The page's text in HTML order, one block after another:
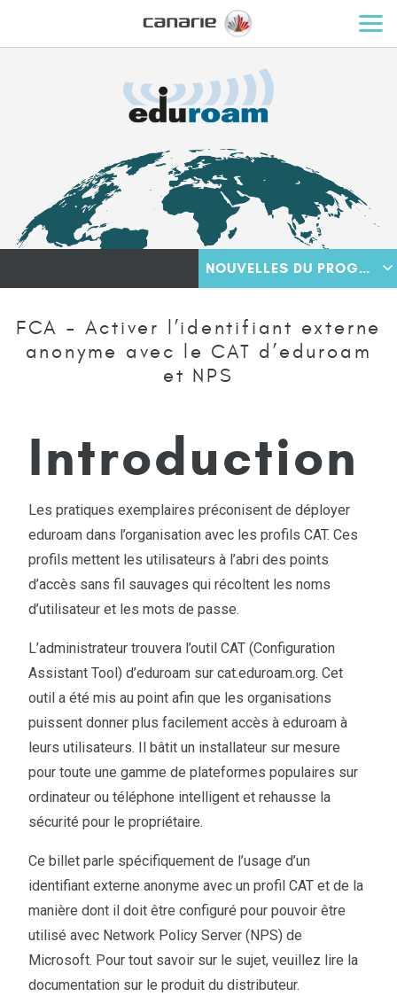
NOUVELLES DU PROGRAMME
FCA – Activer l’identifiant externe
anonyme avec le CAT d’eduroam
et NPS
Introduction
Les pratiques exemplaires préconisent de déployer
eduroam dans l’organisation avec les profils CAT. Ces
profils mettent les utilisateurs à l’abri des points
d’accès sans fil sauvages qui récoltent les noms
d’utilisateur et les mots de passe.
L’administrateur trouvera l’outil CAT (Configuration
Assistant Tool) d’eduroam sur cat.eduroam.org. Cet
outil a été mis au point afin que les organisations
puissent donner plus facilement accès à eduroam à
leurs utilisateurs. Il bâtit un installateur sur mesure
pour toute une gamme de plateformes populaires sur
ordinateur ou téléphone intelligent et rehausse la
sécurité pour le propriétaire.
Ce billet parle spécifiquement de l’usage d’un
identifiant externe anonyme avec un profil CAT et de la
manière dont il doit être configuré pour pouvoir être
utilisé avec Network Policy Server (NPS) de
Microsoft. Pour tout savoir sur le sujet, veuillez lire la
documentation sur le produit du distributeur.